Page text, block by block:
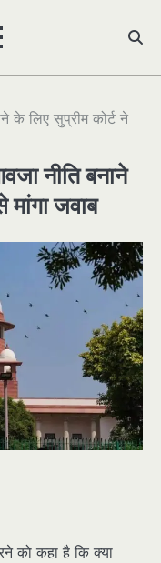
के लिए सुप्रीम कोर्ट ने
नीति बनाने
जवाब
को कहा है कि क्या